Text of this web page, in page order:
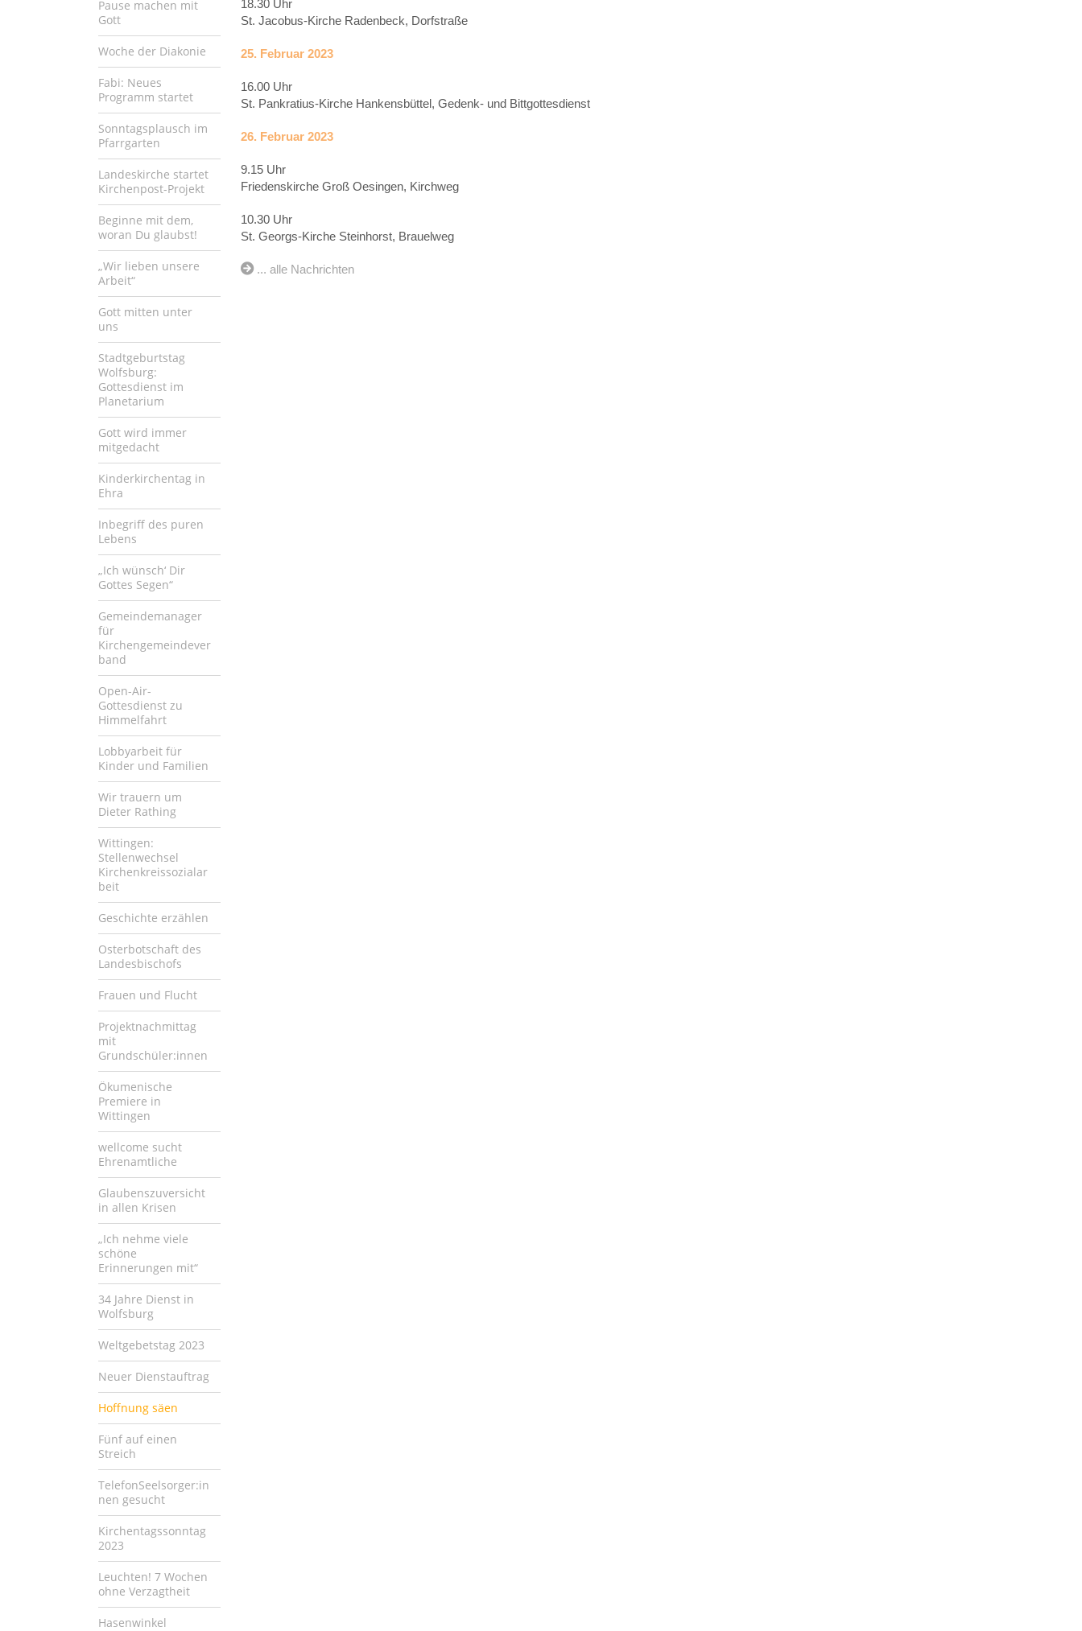
Pause machen mit
Gott
Woche der Diakonie
Fabi: Neues
Programm startet
Sonntagsplausch im
Pfarrgarten
Landeskirche startet
Kirchenpost-Projekt
Beginne mit dem,
woran Du glaubst!
„Wir lieben unsere
Arbeit“
Gott mitten unter
uns
Stadtgeburtstag
Wolfsburg:
Gottesdienst im
Planetarium
Gott wird immer
mitgedacht
Kinderkirchentag in
Ehra
Inbegriff des puren
Lebens
„Ich wünsch‘ Dir
Gottes Segen“
Gemeindemanager
für
Kirchengemeindever
band
Open-Air-
Gottesdienst zu
Himmelfahrt
Lobbyarbeit für
Kinder und Familien
Wir trauern um
Dieter Rathing
Wittingen:
Stellenwechsel
Kirchenkreissozialar
beit
Geschichte erzählen
Osterbotschaft des
Landesbischofs
Frauen und Flucht
Projektnachmittag
mit
Grundschüler:innen
Ökumenische
Premiere in
Wittingen
wellcome sucht
Ehrenamtliche
Glaubenszuversicht
in allen Krisen
„Ich nehme viele
schöne
Erinnerungen mit“
34 Jahre Dienst in
Wolfsburg
Weltgebetstag 2023
Neuer Dienstauftrag
Hoffnung säen
Fünf auf einen
Streich
TelefonSeelsorger:in
nen gesucht
Kirchentagssonntag
2023
Leuchten! 7 Wochen
ohne Verzagtheit
Hasenwinkel
18.30 Uhr
St. Jacobus-Kirche Radenbeck, Dorfstraße
25. Februar 2023
16.00 Uhr
St. Pankratius-Kirche Hankensbüttel, Gedenk- und Bittgottesdienst
26. Februar 2023
9.15 Uhr
Friedenskirche Groß Oesingen, Kirchweg
10.30 Uhr
St. Georgs-Kirche Steinhorst, Brauelweg
... alle Nachrichten